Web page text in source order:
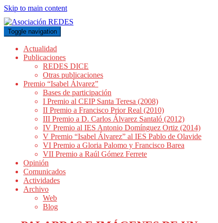
Skip to main content
Toggle navigation
Actualidad
Publicaciones
REDES DICE
Otras publicaciones
Premio “Isabel Álvarez”
Bases de participación
I Premio al CEIP Santa Teresa (2008)
II Premio a Francisco Prior Real (2010)
III Premio a D. Carlos Álvarez Santaló (2012)
IV Premio al IES Antonio Domínguez Ortiz (2014)
V Premio “Isabel Álvarez” al IES Pablo de Olavide
VI Premio a Gloria Palomo y Francisco Barea
VII Premio a Raúl Gómez Ferrete
Opinión
Comunicados
Actividades
Archivo
Web
Blog